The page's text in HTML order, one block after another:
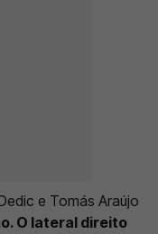
e Tomás Araújo
o. O lateral direito